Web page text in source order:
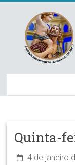
content
São
–
Luz
Quinta-
4 de janeiro